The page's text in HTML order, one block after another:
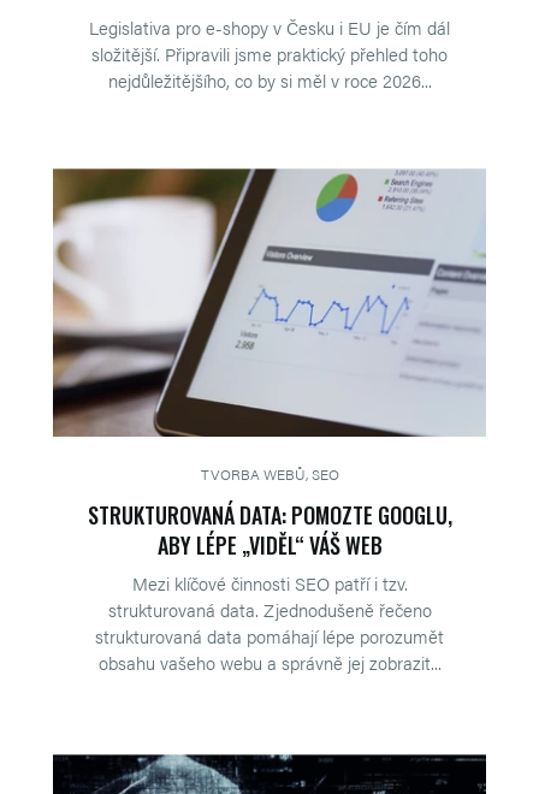
Legislativa pro e-shopy v Česku i EU je čím dál
složitější. Připravili jsme praktický přehled toho
nejdůležitějšího, co by si měl v roce 2026...
TVORBA WEBŮ, SEO
STRUKTUROVANÁ DATA: POMOZTE GOOGLU,
ABY LÉPE „VIDĚL“ VÁŠ WEB
Mezi klíčové činnosti SEO patří i tzv.
strukturovaná data. Zjednodušeně řečeno
strukturovaná data pomáhají lépe porozumět
obsahu vašeho webu a správně jej zobrazit...